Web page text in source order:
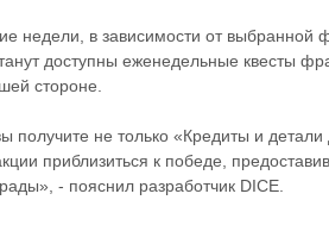
недели, в зависимости от
доступны еженедельные квесты
стороне.
получите не только «Кредиты и детали
приблизиться к победе,
- пояснил разработчик DICE.